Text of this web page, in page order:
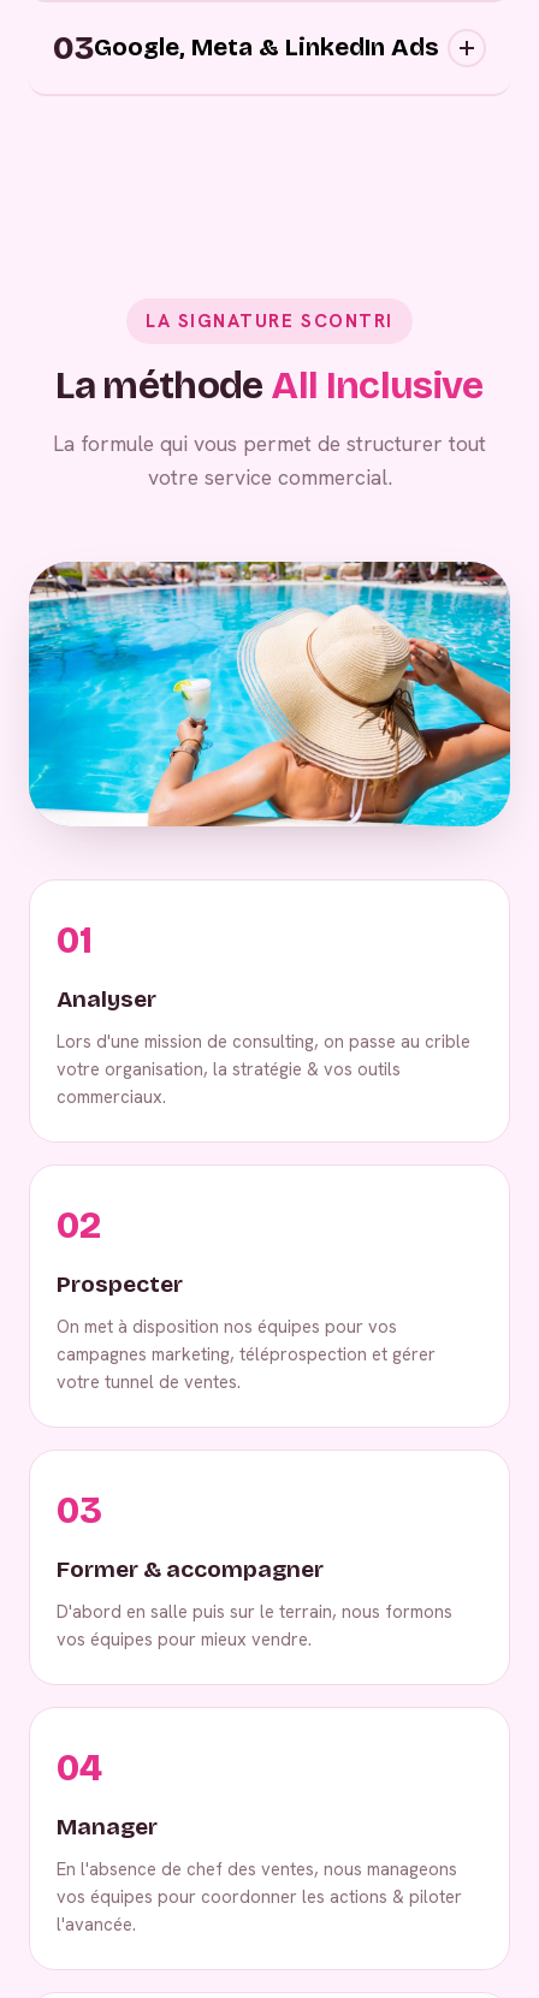
approchons vos prospects au bon moment,
personnalisés.
03Google, Meta & LinkedIn Ads
LA SIGNATURE SCONTRI
La méthode All Inclusive
La formule qui vous permet de structurer tout
votre service commercial.
01
Analyser
Lors d'une mission de consulting, on passe au crible
votre organisation, la stratégie & vos outils
commerciaux.
02
Prospecter
On met à disposition nos équipes pour vos
campagnes marketing, téléprospection et gérer
votre tunnel de ventes.
03
Former & accompagner
D'abord en salle puis sur le terrain, nous formons
vos équipes pour mieux vendre.
04
Manager
En l'absence de chef des ventes, nous manageons
vos équipes pour coordonner les actions & piloter
l'avancée.